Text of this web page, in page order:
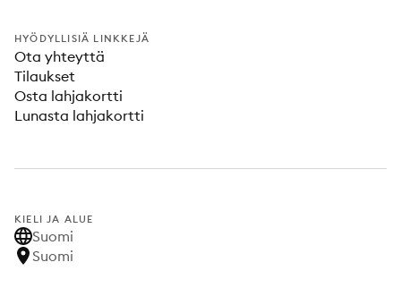
HYÖDYLLISIÄ LINKKEJÄ
Ota yhteyttä
Tilaukset
Osta lahjakortti
Lunasta lahjakortti
KIELI JA ALUE
Suomi
Suomi